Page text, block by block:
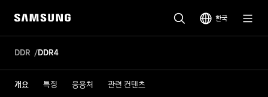
한국
DDR DDR4
개요 특징 응용처 관련 컨텐츠